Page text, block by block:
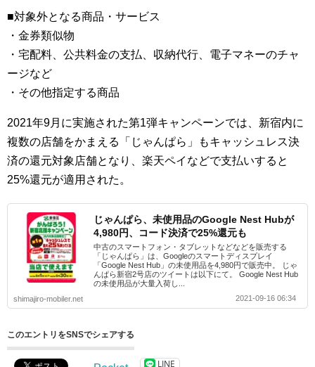
■対象外となる商品・サービス
・金券類似物
・宅配料、公共料金の支払、収納代行、電子マネーのチャ
ージなど
・その他指定する商品
2021年9月に実施された第1弾キャンペーンでは、新宿内に
複数の店舗をかまえる「じゃんぱら」もキャッシュレス決
済の還元対象店舗となり、楽天ペイなどで支払いすると
25%還元が適用された。
じゃんぱら、未使用品のGoogle Nest Hubが
4,980円、コード決済で25%還元も
中古のスマートフォン・タブレットなどなどを販売する
「じゃんぱら」は、Googleのスマートディスプレイ
「Google Nest Hub」の未使用品を4,980円で販売中。 じゃ
んぱら新宿2号店のツイートは以下にて。 Google Nest Hub
の未使用品が大量入荷し...
shimajiro-mobiler.net
2021-09-16 06:34
このエントリをSNSでシェアする
LINE